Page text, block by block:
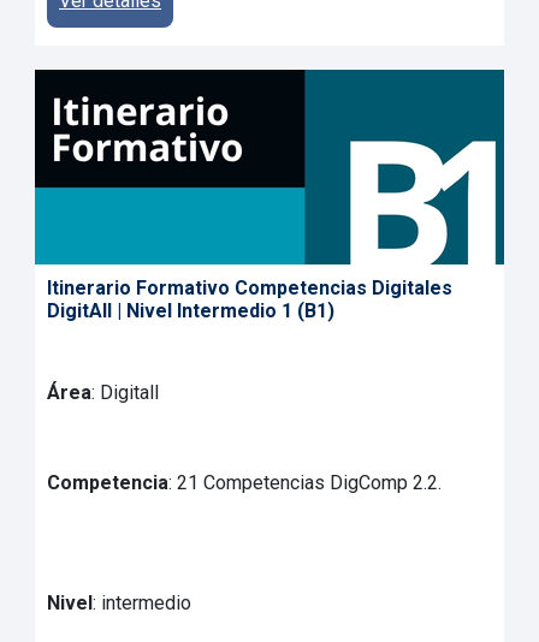
Itinerario Formativo Competencias Digitales
DigitAll | Nivel Intermedio 1 (B1)
Área: Digitall
Competencia: 21 Competencias DigComp 2.2.
Nivel : intermedio